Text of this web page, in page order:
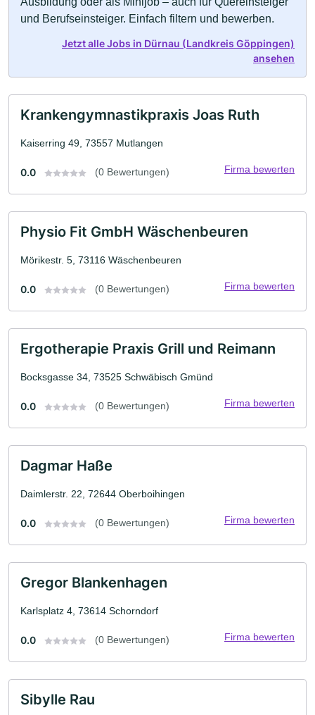
und Berufseinsteiger. Einfach filtern und bewerben.
Jetzt alle Jobs in Dürnau (Landkreis Göppingen)
ansehen
Krankengymnastikpraxis Joas Ruth
Kaiserring 49, 73557 Mutlangen
0.0 (0 Bewertungen) Firma bewerten
Physio Fit GmbH Wäschenbeuren
Mörikestr. 5, 73116 Wäschenbeuren
0.0 (0 Bewertungen) Firma bewerten
Ergotherapie Praxis Grill und Reimann
Bocksgasse 34, 73525 Schwäbisch Gmünd
0.0 (0 Bewertungen) Firma bewerten
Dagmar Haße
Daimlerstr. 22, 72644 Oberboihingen
0.0 (0 Bewertungen) Firma bewerten
Gregor Blankenhagen
Karlsplatz 4, 73614 Schorndorf
0.0 (0 Bewertungen) Firma bewerten
Sibylle Rau